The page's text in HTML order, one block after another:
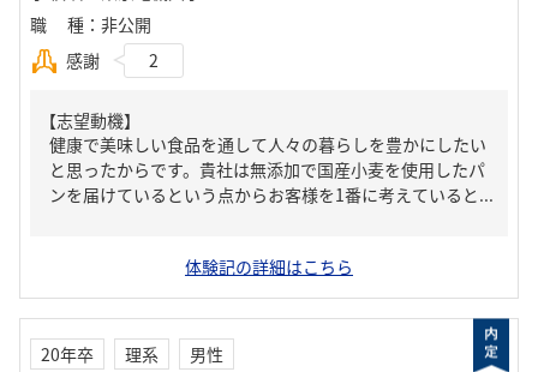
職種 ： 非公開
感謝
2
【志望動機】
健康で美味しい食品を通して人々の暮らしを豊かにしたい
と思ったからです。貴社は無添加で国産小麦を使用したパ
ンを届けているという点からお客様を1番に考えていると...
体験記の詳細はこちら
20年卒 理系
男性